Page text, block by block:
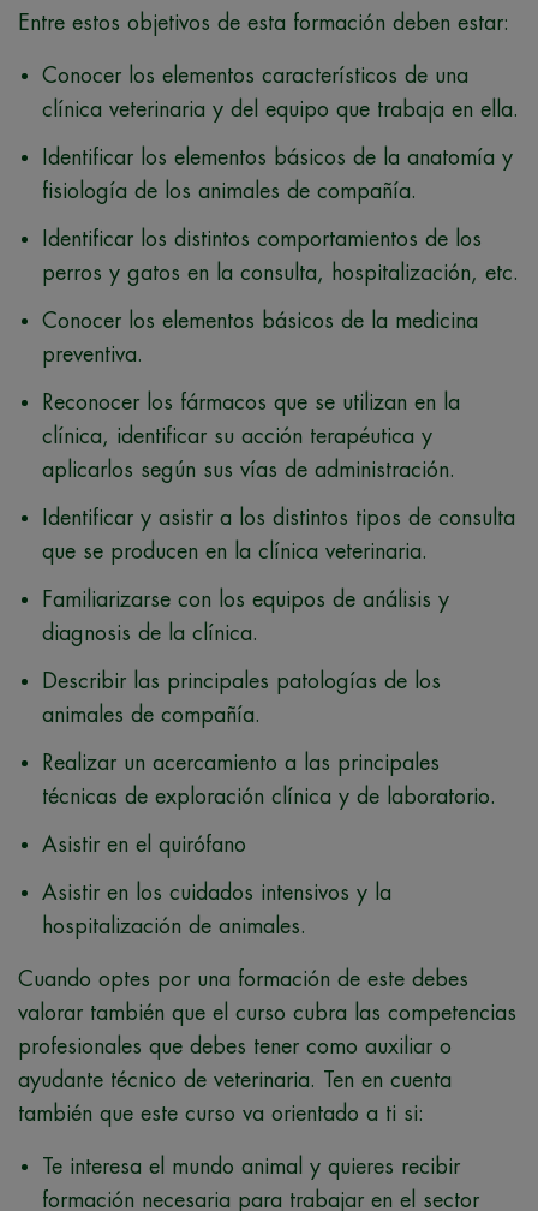
Entre estos objetivos de esta formación deben estar:
Conocer los elementos característicos de una
clínica veterinaria y del equipo que trabaja en ella.
Identificar los elementos básicos de la anatomía y
fisiología de los animales de compañía.
Identificar los distintos comportamientos de los
perros y gatos en la consulta, hospitalización, etc.
Conocer los elementos básicos de la medicina
preventiva.
Reconocer los fármacos que se utilizan en la
clínica, identificar su acción terapéutica y
aplicarlos según sus vías de administración.
Identificar y asistir a los distintos tipos de consulta
que se producen en la clínica veterinaria.
Familiarizarse con los equipos de análisis y
diagnosis de la clínica.
Describir las principales patologías de los
animales de compañía.
Realizar un acercamiento a las principales
técnicas de exploración clínica y de laboratorio.
Asistir en el quirófano
Asistir en los cuidados intensivos y la
hospitalización de animales.
Cuando optes por una formación de este debes
valorar también que el curso cubra las competencias
profesionales que debes tener como auxiliar o
ayudante técnico de veterinaria. Ten en cuenta
también que este curso va orientado a ti si:
Te interesa el mundo animal y quieres recibir
formación necesaria para trabajar en el sector